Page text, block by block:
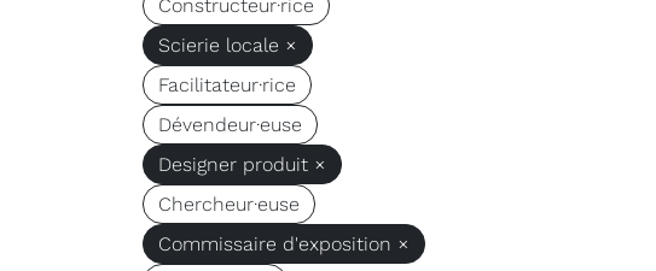
Constructeur·rice
Scierie locale ×
Facilitateur·rice
Dévendeur·euse
Designer produit ×
Chercheur·euse
Commissaire d'exposition ×